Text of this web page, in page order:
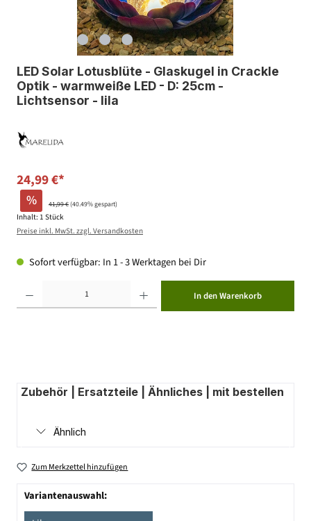
LED Solar Lotusblüte - Glaskugel in Crackle
Optik - warmweiße LED - D: 25cm -
Lichtsensor - lila
24,99 €*
% 41,99 €(40.49% gespart)
Inhalt: 1 Stück
Preise inkl. MwSt. zzgl. Versandkosten
Sofort verfügbar: In 1 - 3 Werktagen bei Dir
In den Warenkorb
Zubehör | Ersatzteile | Ähnliches | mit bestellen
Ähnlich
Zum Merkzettel hinzufügen
Variantenauswahl: